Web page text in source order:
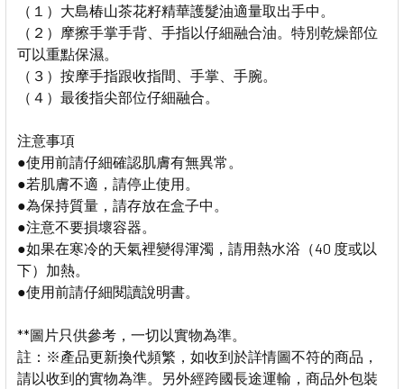
（１）大島椿山茶花籽精華護髮油適量取出手中。
（２）摩擦手掌手背、手指以仔細融合油。特別乾燥部位
可以重點保濕。
（３）按摩手指跟收指間、手掌、手腕。
（４）最後指尖部位仔細融合。
注意事項
●使用前請仔細確認肌膚有無異常。
●若肌膚不適，請停止使用。
●為保持質量，請存放在盒子中。
●注意不要損壞容器。
●如果在寒冷的天氣裡變得渾濁，請用熱水浴（40 度或以
下）加熱。
●使用前請仔細閱讀說明書。
**圖片只供參考，一切以實物為準。
註：※產品更新換代頻繁，如收到於詳情圖不符的商品，
請以收到的實物為準。另外經跨國長途運輸，商品外包裝